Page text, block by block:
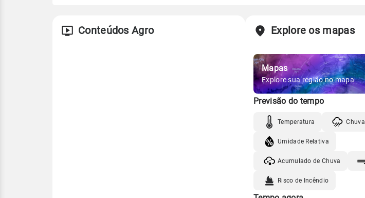
Conteúdos Agro Explore os mapas
Mapas
Explore sua região no mapa
Previsão do tempo
Temperatura Chuva
Umidade Relativa
Acumulado de Chuva
Risco de Incêndio